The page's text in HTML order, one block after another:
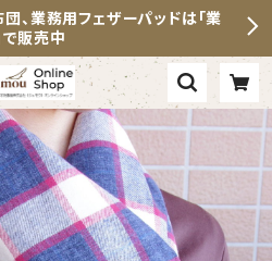
、業務用フェザーパッドは「業
販売中